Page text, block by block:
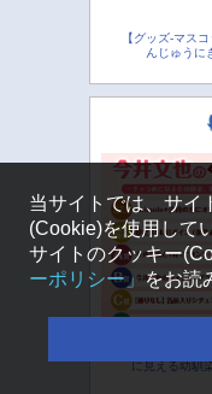
【グッズ-マス
んじゅうに
【くじメイト
に見える幼馴
当サイトでは、サイ
(Cookie)を使用して
サイトのクッキー
ーポリシー」をお読